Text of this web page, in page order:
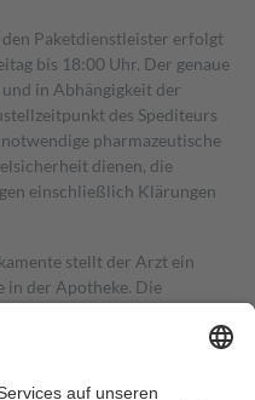
Paketdienstleister erfolgt
bis 18:00 Uhr. Der genaue
in Abhängigkeit der
des Spediteurs
pharmazeutische
dienen, die
einschließlich Klärungen
stellt der Arzt ein
in der Apotheke. Die
Teil davon als Zuzahlung
in Höhe von zehn